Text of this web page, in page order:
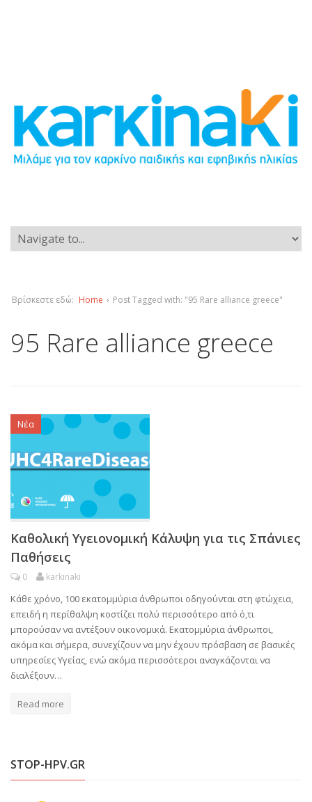
Βρίσκεστε εδώ: Home › Post Tagged with: "95 Rare alliance greece"
95 Rare alliance greece
Νέα
Καθολική Υγειονομική Κάλυψη για τις Σπάνιες
Παθήσεις
0 karkinaki
Κάθε χρόνο, 100 εκατομμύρια άνθρωποι οδηγούνται στη φτώχεια,
επειδή η περίθαλψη κοστίζει πολύ περισσότερο από ό,τι
μπορούσαν να αντέξουν οικονομικά. Εκατομμύρια άνθρωποι,
ακόμα και σήμερα, συνεχίζουν να μην έχουν πρόσβαση σε βασικές
υπηρεσίες Υγείας, ενώ ακόμα περισσότεροι αναγκάζονται να
διαλέξουν…
Read more
STOP-HPV.GR